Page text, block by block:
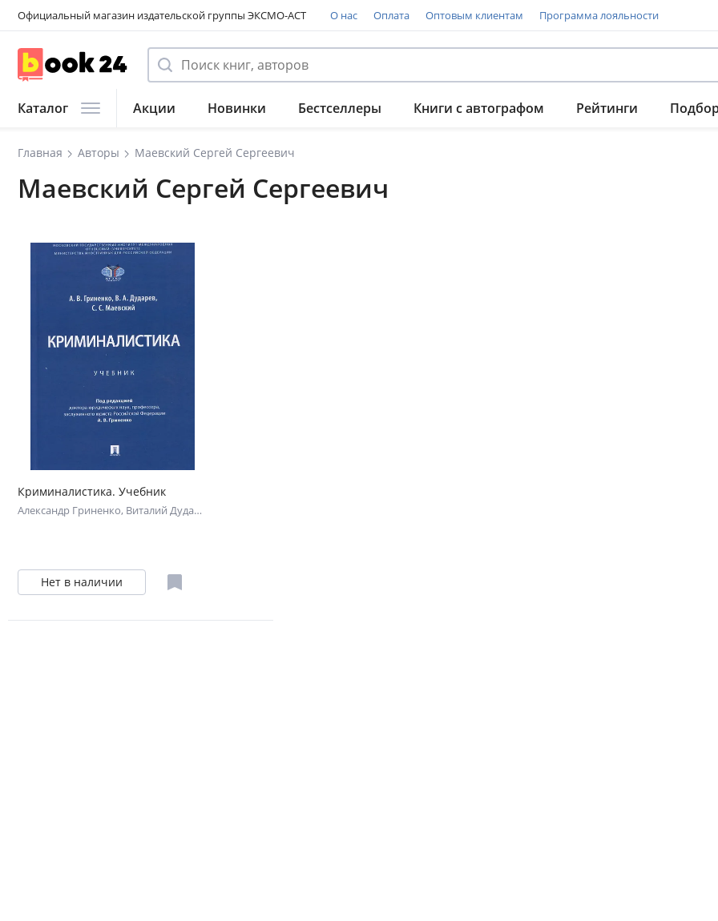
Официальный магазин издательской группы ЭКСМО-АСТ О нас Оплата Оптовым клиентам Программа лояльности
Каталог Акции Новинки Бестселлеры Книги с автографом Рейтинги
Главная Авторы Маевский Сергей Сергеевич
Маевский Сергей Сергеевич
Криминалистика. Учебник
Александр Гриненко, Виталий Дударев
Нет в наличии